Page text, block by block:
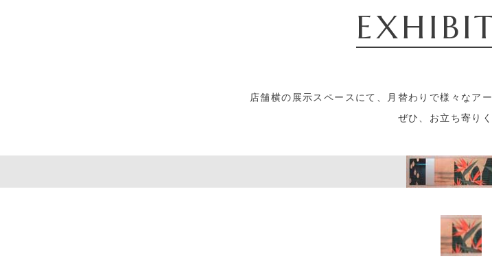
店舗横の展示スペースにて、月替わりで様々なア
ぜひ、お立ち寄り